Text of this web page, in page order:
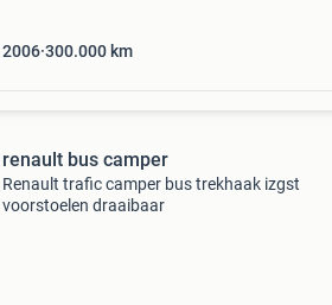
2006 300.000 km
renault bus camper
Renault trafic camper bus trekhaak izgst
voorstoelen draaibaar